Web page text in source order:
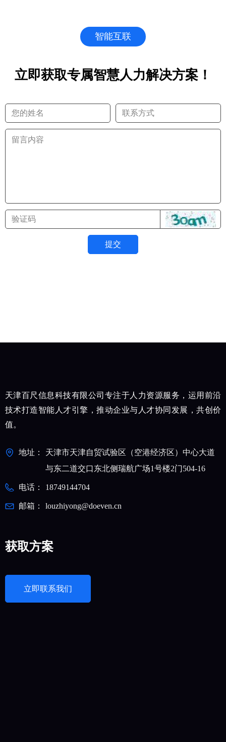
智能互联
立即获取专属智慧人力解决方案！
提交
天津百尺信息科技有限公司专注于人力资源服务，运用前沿
技术打造智能人才引擎，推动企业与人才协同发展，共创价
值。
地址：
天津市天津自贸试验区（空港经济区）中心大道
与东二道交口东北侧瑞航广场1号楼2门504-16
电话： 18749144704
邮箱： louzhiyong@doeven.cn
获取方案
立即联系我们